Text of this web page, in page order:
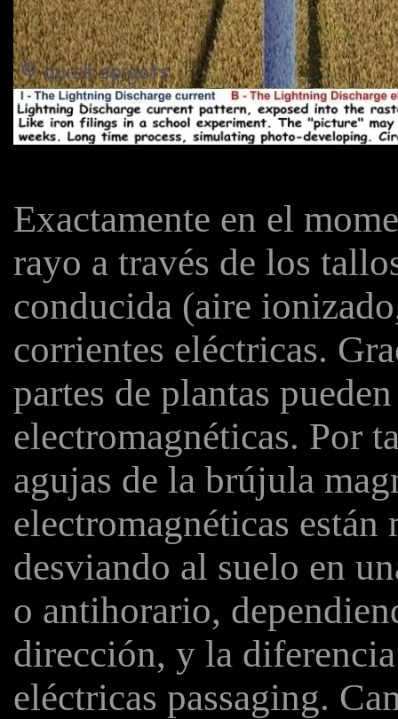
Exactamente en el
rayo a través de los
conducida (aire
corrientes eléctricas.
partes de plantas
electromagnéticas. Por
agujas de la brújula
electromagnéticas están
desviando al suelo en
o antihorario,
dirección, y la
eléctricas passaging.